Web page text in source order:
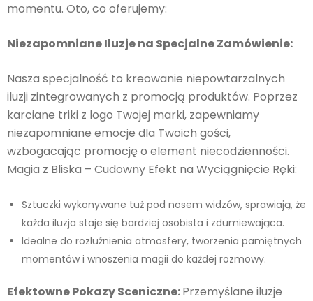
momentu. Oto, co oferujemy:
Niezapomniane Iluzje na Specjalne Zamówienie:
Nasza specjalność to kreowanie niepowtarzalnych
iluzji zintegrowanych z promocją produktów. Poprzez
karciane triki z logo Twojej marki, zapewniamy
niezapomniane emocje dla Twoich gości,
wzbogacając promocję o element niecodzienności.
Magia z Bliska – Cudowny Efekt na Wyciągnięcie Ręki:
Sztuczki wykonywane tuż pod nosem widzów, sprawiają, że
każda iluzja staje się bardziej osobista i zdumiewająca.
Idealne do rozluźnienia atmosfery, tworzenia pamiętnych
momentów i wnoszenia magii do każdej rozmowy.
Efektowne Pokazy Sceniczne:Przemyślane iluzje